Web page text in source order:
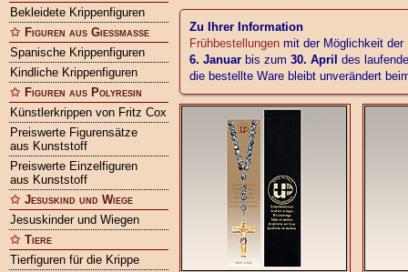
Bekleidete Krippenfiguren
Figuren aus Gießmasse
Spanische Krippenfiguren
Kindliche Krippenfiguren
Figuren aus Polyresin
Künstlerkrippen von Fritz Cox
Preiswerte Figurensätze
aus Kunststoff
Preiswerte Einzelfiguren
aus Kunststoff
Jesuskind und Wiege
Jesuskinder und Wiegen
Tiere
Tierfiguren für die Krippe
Zu Ihrer Information
Frühbestellungen mit der Möglichkeit
6. Januar bis zum 30. April des
die bestellte Ware bleibt unverändert